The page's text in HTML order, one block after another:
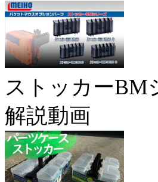
ストッカーBM
解説動画